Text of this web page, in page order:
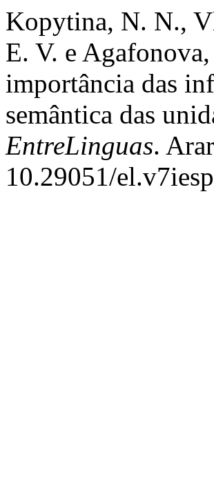
Kopytina, N. N.,
E. V. e
importância das
semântica das
EntreLinguas.
10.29051/